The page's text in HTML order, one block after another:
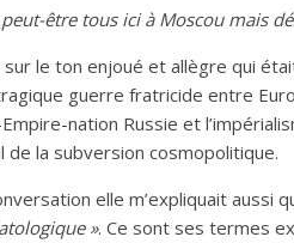
être tous ici à Moscou mais
le ton enjoué et allègre qui
guerre fratricide entre
nation Russie et
de la subversion cosmopolitique.
elle m’expliquait aussi
». Ce sont ses termes